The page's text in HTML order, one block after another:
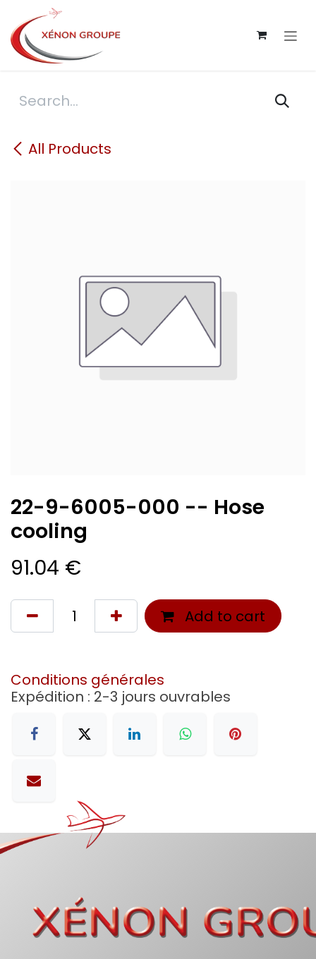
Skip to Content
All Products
22-9-6005-000 -- Hose
cooling
91.04 €
Add to cart
Conditions générales
Expédition : 2-3 jours ouvrables